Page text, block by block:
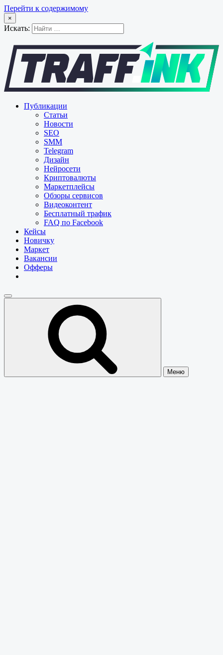
Перейти к содержимому
×
Искать:
Публикации
Статьи
Новости
SEO
SMM
Telegram
Дизайн
Нейросети
Криптовалюты
Маркетплейсы
Обзоры сервисов
Видеоконтент
Бесплатный трафик
FAQ по Facebook
Кейсы
Новичку
Маркет
Вакансии
Офферы
Меню